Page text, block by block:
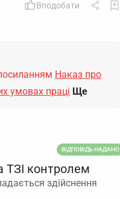
Вподобати
Наказ про
умовах праці Ще
ВІДПОВІДЬ НАДАНО
ТЗІ контролем
здійснення